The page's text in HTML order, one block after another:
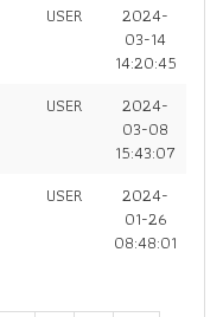
USER
2024-
03-14
14:20:45
USER
2024-
03-08
15:43:07
USER
2024-
01-26
08:48:01